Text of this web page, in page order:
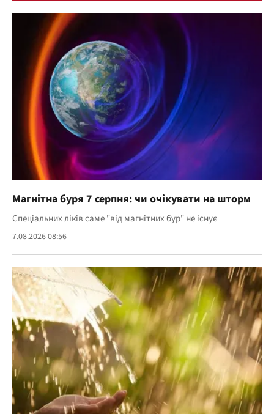
Магнітна буря 7 серпня: чи очікувати на шторм
Спеціальних ліків саме "від магнітних бур" не існує
7.08.2026 08:56